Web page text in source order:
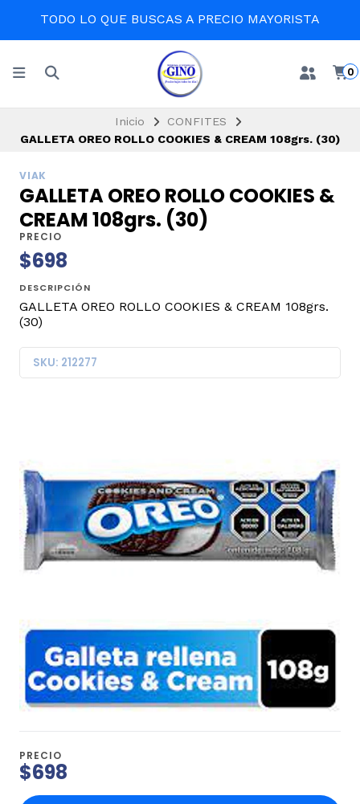
TODO LO QUE BUSCAS A PRECIO MAYORISTA
0
Inicio
CONFITES
GALLETA OREO ROLLO COOKIES & CREAM 108grs. (30)
VIAK
GALLETA OREO ROLLO COOKIES &
CREAM 108grs. (30)
PRECIO
$698
DESCRIPCIÓN
GALLETA OREO ROLLO COOKIES & CREAM 108grs.
(30)
SKU: 212277
PRECIO
$698